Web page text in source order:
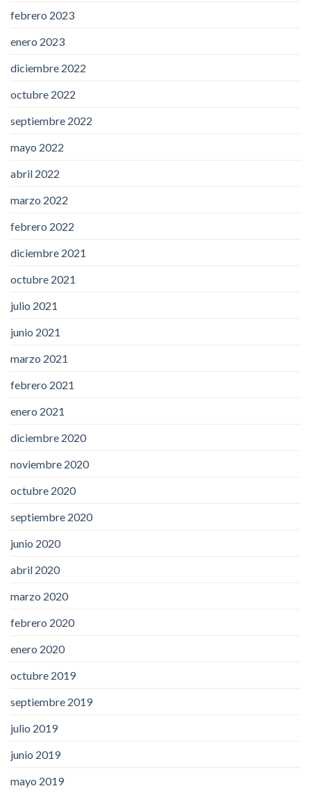
febrero 2023
enero 2023
diciembre 2022
octubre 2022
septiembre 2022
mayo 2022
abril 2022
marzo 2022
febrero 2022
diciembre 2021
octubre 2021
julio 2021
junio 2021
marzo 2021
febrero 2021
enero 2021
diciembre 2020
noviembre 2020
octubre 2020
septiembre 2020
junio 2020
abril 2020
marzo 2020
febrero 2020
enero 2020
octubre 2019
septiembre 2019
julio 2019
junio 2019
mayo 2019